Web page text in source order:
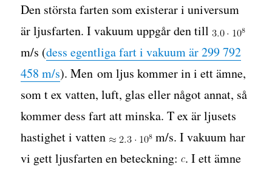
Den största farten som existerar i universum
är ljusfarten. I vakuum uppgår den till
m/s (dess egentliga fart i vakuum är 299 792
458 m/s). Men om ljus kommer in i ett ämne,
som t ex vatten, luft, glas eller något annat, så
kommer dess fart att minska. T ex är ljusets
hastighet i vatten
m/s. I vakuum har
vi gett ljusfarten en beteckning: . I ett ämne